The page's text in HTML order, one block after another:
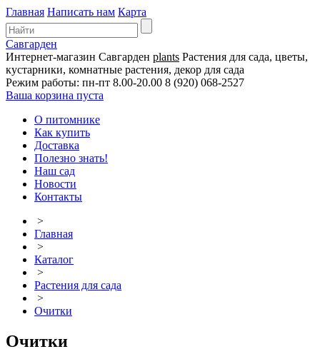
Главная Написать нам Карта
Савгарден
Интернет-магазин Савгарден plants Растения для сада, цветы,
кустарники, комнатные растения, декор для сада
Режим работы: пн-пт 8.00-20.00 8 (920) 068-2527
Ваша корзина пуста
О питомнике
Как купить
Доставка
Полезно знать!
Наш сад
Новости
Контакты
>
Главная
>
Каталог
>
Растения для сада
>
Очитки
Очитки